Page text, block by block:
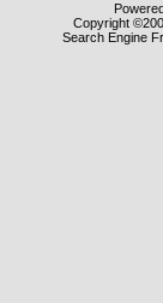
Copyright
Search Engine